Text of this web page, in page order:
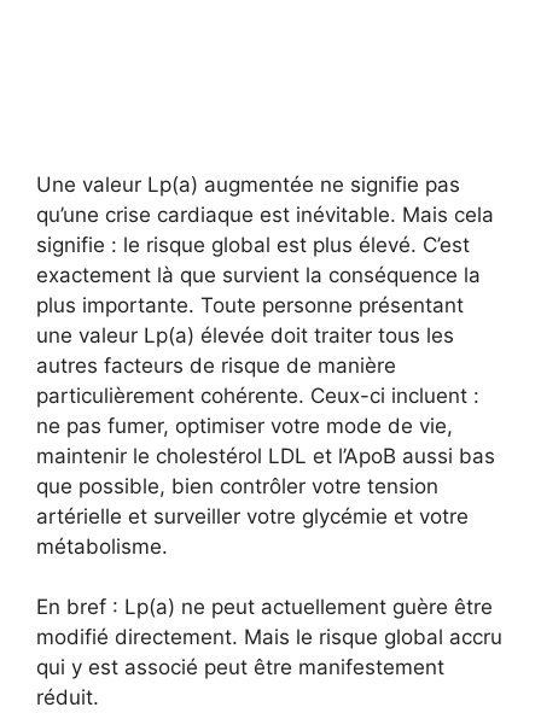
Une valeur Lp(a) augmentée ne signifie pas
qu’une crise cardiaque est inévitable. Mais cela
signifie : le risque global est plus élevé. C’est
exactement là que survient la conséquence la
plus importante. Toute personne présentant
une valeur Lp(a) élevée doit traiter tous les
autres facteurs de risque de manière
particulièrement cohérente. Ceux-ci incluent :
ne pas fumer, optimiser votre mode de vie,
maintenir le cholestérol LDL et l’ApoB aussi bas
que possible, bien contrôler votre tension
artérielle et surveiller votre glycémie et votre
métabolisme.
En bref : Lp(a) ne peut actuellement guère être
modifié directement. Mais le risque global accru
qui y est associé peut être manifestement
réduit.